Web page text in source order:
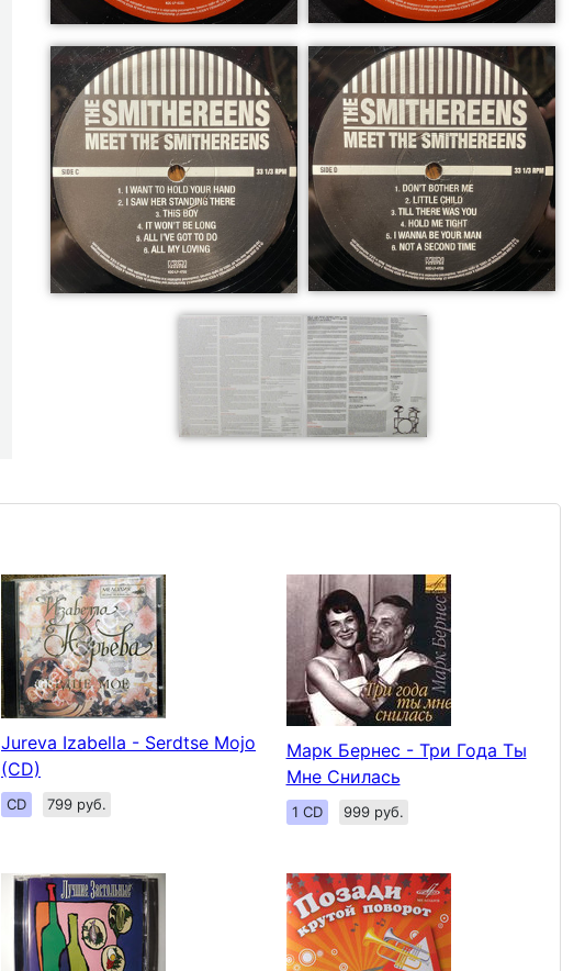
Jureva Izabella - Serdtse Mojo
(CD)
CD 799 руб.
Марк Бернес - Три Года Ты
Мне Снилась
1 CD 999 руб.